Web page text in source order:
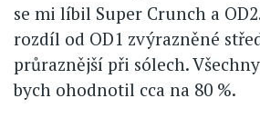
se mi líbil Super Crunch a
rozdíl od OD1 zvýrazněné
průraznější při sólech.
bych ohodnotil cca na 80 %.